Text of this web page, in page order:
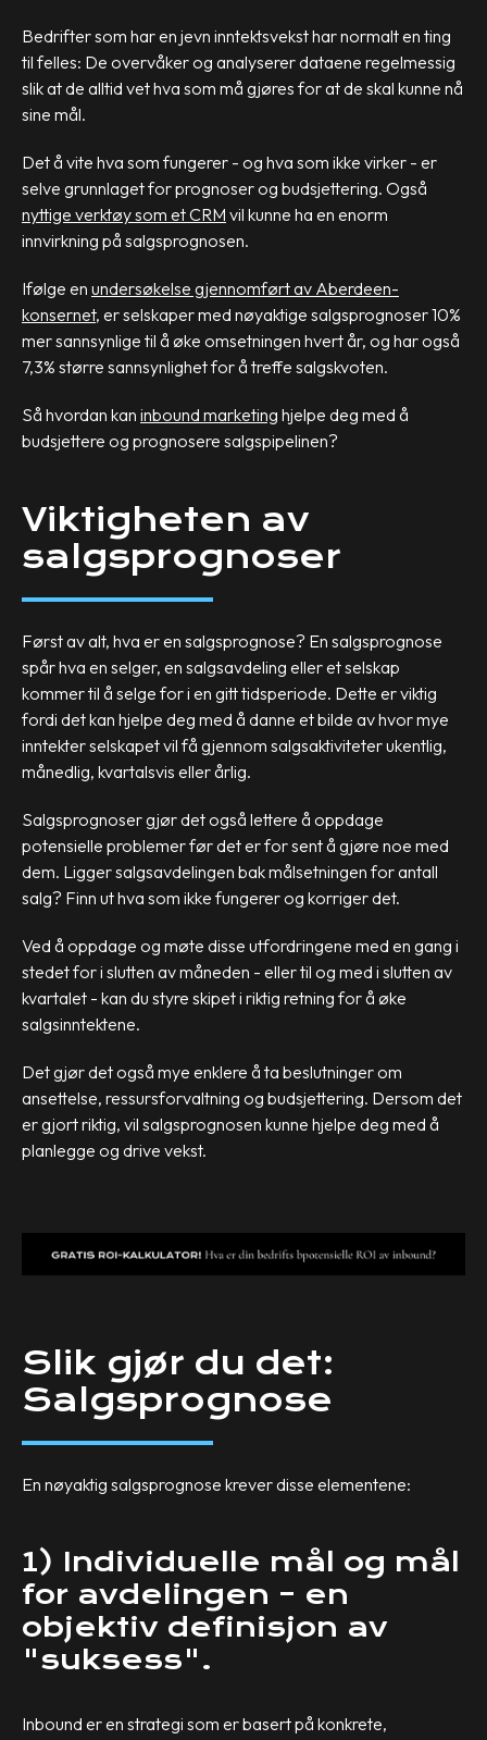
Bedrifter som har en jevn inntektsvekst har normalt en ting
til felles: De overvåker og analyserer dataene regelmessig
slik at de alltid vet hva som må gjøres for at de skal kunne nå
sine mål.
Det å vite hva som fungerer - og hva som ikke virker - er
selve grunnlaget for prognoser og budsjettering. Også
nyttige verktøy som et CRM vil kunne ha en enorm
innvirkning på salgsprognosen.
Ifølge en undersøkelse gjennomført av Aberdeen-
konsernet, er selskaper med nøyaktige salgsprognoser 10%
mer sannsynlige til å øke omsetningen hvert år, og har også
7,3% større sannsynlighet for å treffe salgskvoten.
Så hvordan kan inbound marketing hjelpe deg med å
budsjettere og prognosere salgspipelinen?
Viktigheten av
salgsprognoser
Først av alt, hva er en salgsprognose? En salgsprognose
spår hva en selger, en salgsavdeling eller et selskap
kommer til å selge for i en gitt tidsperiode. Dette er viktig
fordi det kan hjelpe deg med å danne et bilde av hvor mye
inntekter selskapet vil få gjennom salgsaktiviteter ukentlig,
månedlig, kvartalsvis eller årlig.
Salgsprognoser gjør det også lettere å oppdage
potensielle problemer før det er for sent å gjøre noe med
dem. Ligger salgsavdelingen bak målsetningen for antall
salg? Finn ut hva som ikke fungerer og korriger det.
Ved å oppdage og møte disse utfordringene med en gang i
stedet for i slutten av måneden - eller til og med i slutten av
kvartalet - kan du styre skipet i riktig retning for å øke
salgsinntektene.
Det gjør det også mye enklere å ta beslutninger om
ansettelse, ressursforvaltning og budsjettering. Dersom det
er gjort riktig, vil salgsprognosen kunne hjelpe deg med å
planlegge og drive vekst.
Slik gjør du det:
Salgsprognose
En nøyaktig salgsprognose krever disse elementene:
1) Individuelle mål og mål
for avdelingen – en
objektiv definisjon av
"suksess".
Inbound er en strategi som er basert på konkrete,